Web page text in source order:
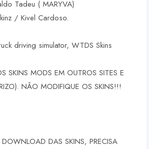
Tadeu ( MARYVA)
/ Kivel Cardoso.
driving simulator, WTDS Skins
SKINS MODS EM OUTROS SITES E
NÃO MODIFIQUE OS SKINS!!!
DAS SKINS, PRECISA